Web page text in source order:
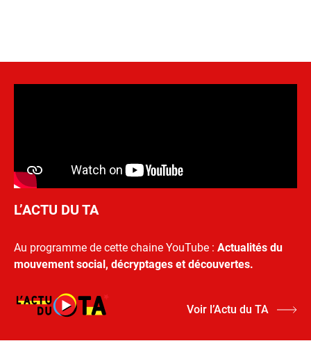
L’ACTU DU TA
Au programme de cette chaine YouTube : Actualités du
mouvement social, décryptages et découvertes.
Voir l’Actu du TA